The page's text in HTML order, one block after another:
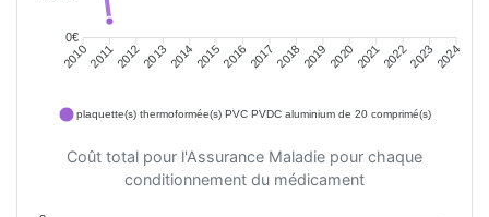
0€
201020112012201320142015201620172018201920202021202220232024
plaquette(s) thermoformée(s) PVC PVDC aluminium de 20 comprimé(s)
Coût total pour l'Assurance Maladie pour chaque
conditionnement du médicament